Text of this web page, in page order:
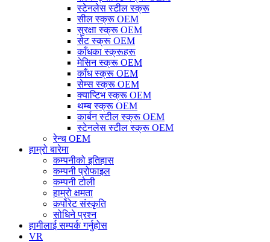
स्टेनलेस स्टील स्क्रू
सील स्क्रू OEM
सुरक्षा स्क्रू OEM
सेट स्क्रू OEM
काँधका स्क्रूहरू
मेसिन स्क्रू OEM
काँध स्क्रू OEM
सेम्स स्क्रू OEM
क्याप्टिभ स्क्रू OEM
थम्ब स्क्रू OEM
कार्बन स्टील स्क्रू OEM
स्टेनलेस स्टील स्क्रू OEM
रेन्च OEM
हाम्रो बारेमा
कम्पनीको इतिहास
कम्पनी प्रोफाइल
कम्पनी टोली
हाम्रो क्षमता
कर्पोरेट संस्कृति
सोधिने प्रश्न
हामीलाई सम्पर्क गर्नुहोस
VR